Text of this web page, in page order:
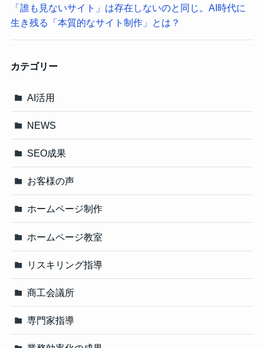
「誰も見ないサイト」は存在しないのと同じ。AI時代に
生き残る「本質的なサイト制作」とは？
カテゴリー
AI活用
NEWS
SEO成果
お客様の声
ホームページ制作
ホームページ教室
リスキリング指導
商工会議所
専門家指導